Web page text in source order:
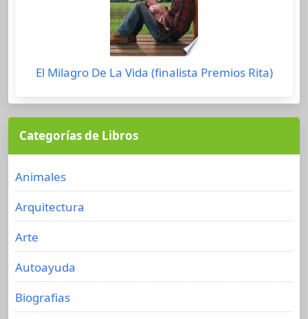
El Milagro De La Vida (finalista Premios Rita)
Categorías de Libros
Animales
Arquitectura
Arte
Autoayuda
Biografias